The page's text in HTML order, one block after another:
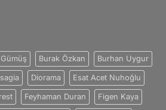
Burak Özkan Burhan Uygur
Diorama Esat Acet Nuhoğlu
Feyhaman Duran Figen Kaya